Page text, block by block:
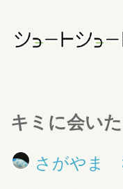
キミに会い
さがやま